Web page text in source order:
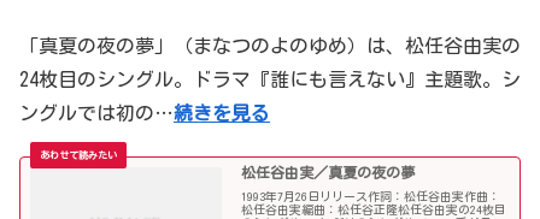
「真夏の夜の夢」（まなつのよのゆめ）は、松任谷由実の
24枚目のシングル。ドラマ『誰にも言えない』主題歌。シ
ングルでは初の…続きを見る
松任谷由実／真夏の夜の夢
1993年7月26日リリース作詞：松任谷由実作曲：
松任谷由実編曲：松任谷正隆松任谷由実の24枚目